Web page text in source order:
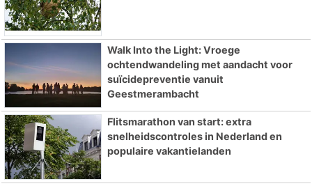
Walk Into the Light: Vroege
ochtendwandeling met aandacht voor
suïcidepreventie vanuit
Geestmerambacht
Flitsmarathon van start: extra
snelheidscontroles in Nederland en
populaire vakantielanden